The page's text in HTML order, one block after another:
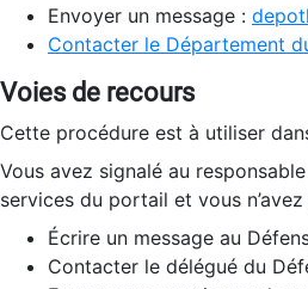
Envoyer un message :
Contacter le Département
Voies de recours
Cette procédure est à utiliser
Vous avez signalé au
services du portail et vous
Écrire un message au
Contacter le délégué du